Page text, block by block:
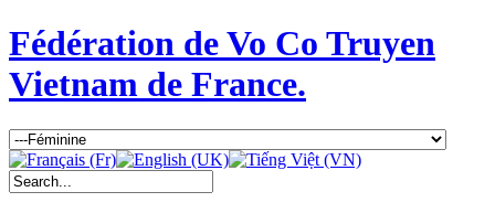
Fédération de Vo Co Truyen
Vietnam de France.